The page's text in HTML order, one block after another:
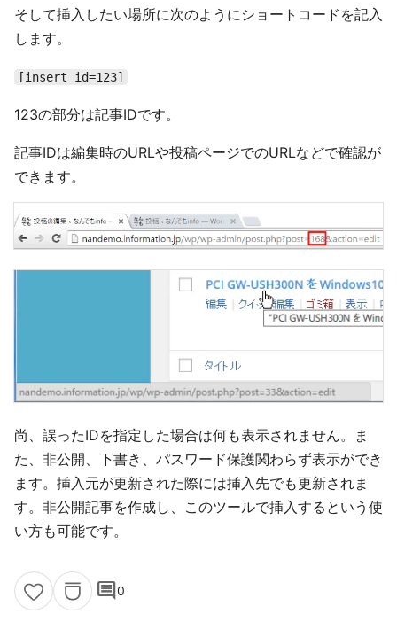
そして挿入したい場所に次のようにショートコードを記入
します。
[insert id=123]
123の部分は記事IDです。
記事IDは編集時のURLや投稿ページでのURLなどで確認が
できます。
尚、誤ったIDを指定した場合は何も表示されません。ま
た、非公開、下書き、パスワード保護関わらず表示ができ
ます。挿入元が更新された際には挿入先でも更新されま
す。非公開記事を作成し、このツールで挿入するという使
い方も可能です。
comment0